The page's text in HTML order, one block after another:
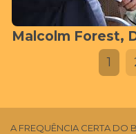
1
A FREQUÊNCIA CERTA DO